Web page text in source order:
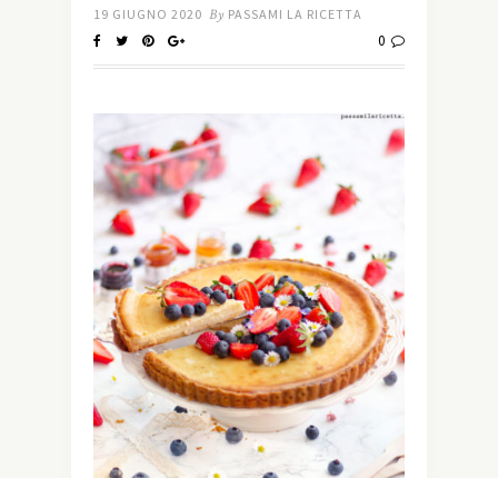
19 GIUGNO 2020 By PASSAMI LA RICETTA
0